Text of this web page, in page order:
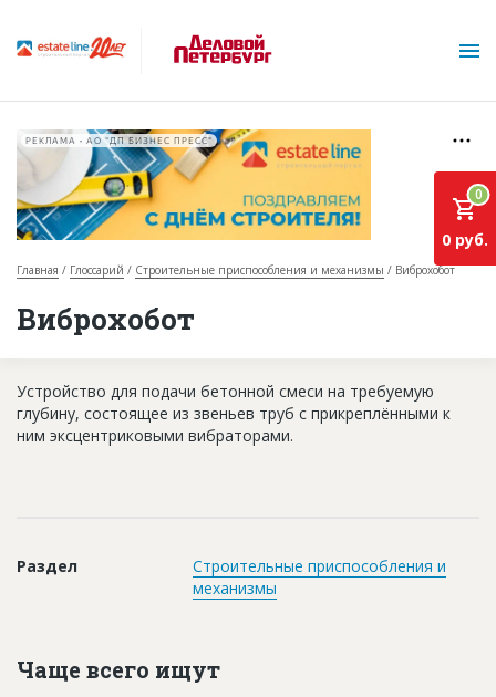
О проекте
База строящихся объектов
Инвестпроекты
Контакты
РЕКЛАМА • АО "ДП БИЗНЕС ПРЕСС"
Главная Глоссарий Строительные приспособления и механизмы Виброхобот
Виброхобот
0
0 руб.
Устройство для подачи бетонной смеси на требуемую
глубину, состоящее из звеньев труб с прикреплёнными к
ним эксцентриковыми вибраторами.
Раздел
Строительные приспособления и
механизмы
Чаще всего ищут